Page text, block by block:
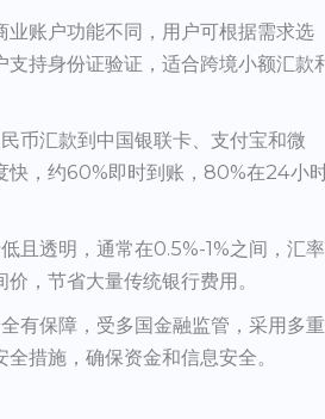
业账户功能不同，用户可根据需求选
支持身份证验证，适合跨境小额汇款
币汇款到中国银联卡、支付宝和微
快，约60%即时到账，80%在24小
且透明，通常在0.5%-1%之间，汇率
，节省大量传统银行费用。
有保障，受多国金融监管，采用多重
措施，确保资金和信息安全。